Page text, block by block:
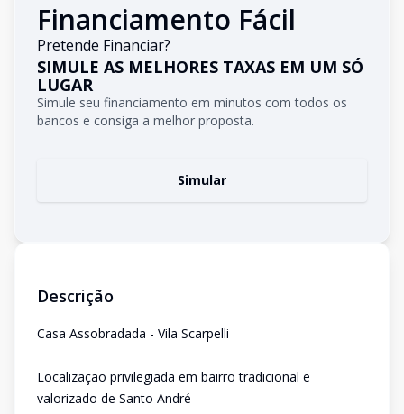
Financiamento Fácil
Pretende Financiar?
SIMULE AS MELHORES TAXAS EM UM SÓ
LUGAR
Simule seu financiamento em minutos com todos os
bancos e consiga a melhor proposta.
Simular
Descrição
Casa Assobradada - Vila Scarpelli
Localização privilegiada em bairro tradicional e
valorizado de Santo André